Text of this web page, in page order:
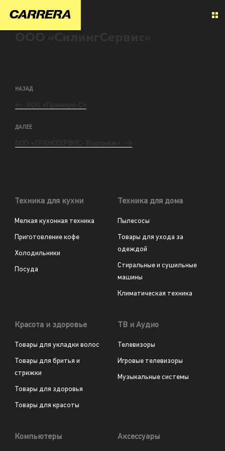
НАЗАД
ДАЛЕЕ
Техника для кухни
Мелкая кухонная техника
Приготовление кофе
Холодильники
Посуда
Техника для дома
Пылесосы
Товары для ухода за
одеждой
Стиральные и сушильные
машины
Климатическая техника
Красота и здоровье
Товары для укладки волос
Товары для бритья и
стрижки
Товары для здоровья
Товары для красоты
ТВ и Аудио
Телевизоры
Игровые телевизоры
Музыкальные системы
Компьютеры Аксессуары